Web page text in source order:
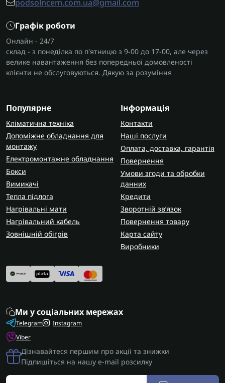
podsolncem.com.ua@gmail.com
Графік роботи
Онлайн - 24/7
склад - з понеділка по п'ятницю з 9-00 до 17-00, але через
велике навантаження без попередньої домовленості
клієнти не обслуговуються. Дякую за розуміння
Популярне
Кліматична техніка
Допоміжне обладнання для
монтажу
Електромонтажне обладнання
Бокси
Вимикачі
Тепла підлога
Нагрівальні мати
Нагрівальний кабель
Зовнішній обігрів
Інформація
Контакти
Наші послуги
Оплата, доставка, гарантія
Повернення
Умови згоди та обробки
данних
Кредити
Зворотній зв’язок
Повернення товару
Карта сайту
Виробники
Ми у соціальних мережах
Telegram
Viber
Instagram
Дізнавайтеся першим про акції та знижки
Підпишіться на нашу e-mail розсилку